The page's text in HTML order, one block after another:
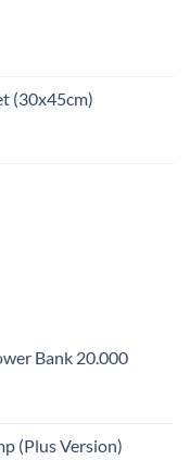
(30x45cm)
Bank 20.000
(Plus Version)